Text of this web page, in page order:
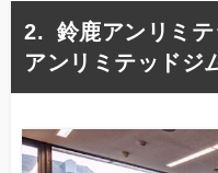
鈴鹿アンリミ
アンリミテッドジ